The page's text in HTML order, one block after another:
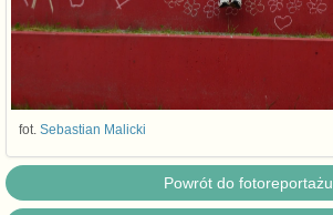
fot. Sebastian Malicki
Powrót do fotoreportażu